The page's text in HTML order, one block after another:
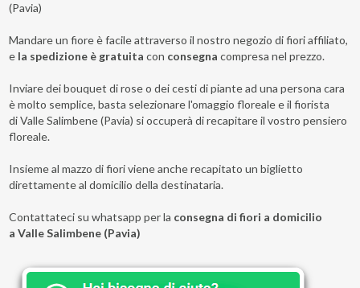
(Pavia)
Mandare un fiore è facile attraverso il nostro negozio di fiori affiliato,
e la spedizione è gratuita con consegna compresa nel prezzo.
Inviare dei bouquet di rose o dei cesti di piante ad una persona cara
è molto semplice, basta selezionare l'omaggio floreale e il fiorista
di Valle Salimbene (Pavia) si occuperà di recapitare il vostro pensiero
floreale.
Insieme al mazzo di fiori viene anche recapitato un biglietto
direttamente al domicilio della destinataria.
Contattateci su whatsapp per la consegna di fiori a domicilio
a Valle Salimbene (Pavia)